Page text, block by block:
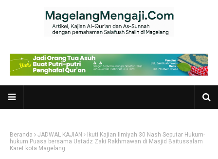
Beranda JADWAL KAJIAN
Ikuti Kajian Ilmiyah 30 Nash Seputar Hukum-
hukum Puasa bersama Ustadz Zaki Rakhmawan di Masjid Baitussalam
Karet kota Magelang